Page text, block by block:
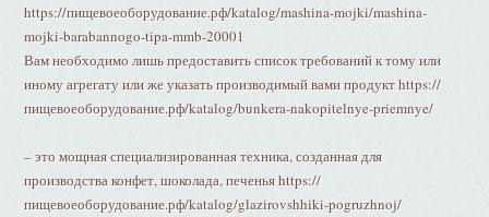
https://пищевоеоборудование.рф/katalog/mashina-mojki/mashina-
mojki-barabannogo-tipa-mmb-20001
Вам необходимо лишь предоставить список требований к тому или
иному агрегату или же указать производимый вами продукт https://
пищевоеоборудование.рф/katalog/bunkera-nakopitelnye-priemnye/
– это мощная специализированная техника, созданная для
производства конфет, шоколада, печенья https://
пищевоеоборудование.рф/katalog/glazirovshhiki-pogruzhnoj/